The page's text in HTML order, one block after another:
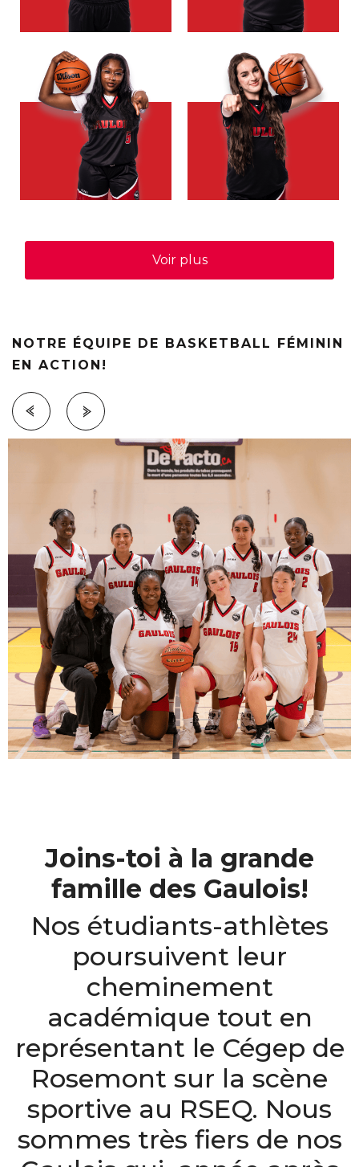
Voir plus
NOTRE ÉQUIPE DE BASKETBALL FÉMININ
EN ACTION!
Joins-toi à la grande
famille des Gaulois!
Nos étudiants-athlètes
poursuivent leur
cheminement
académique tout en
représentant le Cégep de
Rosemont sur la scène
sportive au RSEQ. Nous
sommes très fiers de nos